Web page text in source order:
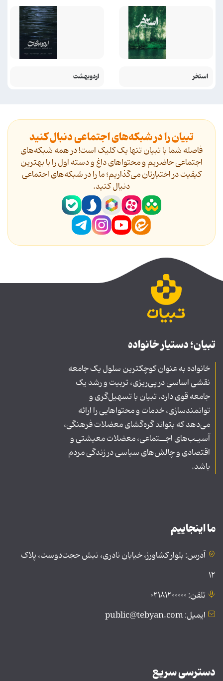
استخر اردوبهشت
تبیان را در شبکه‌های اجتماعی دنبال کنید
فاصله شما با تبیان تنها یک کلیک است! در همه شبکه‌های
اجتماعی حاضریم و محتواهای داغ و دسته اول را با بهترین
کیفیت در اختیارتان می‌گذاریم؛ ما را در شبکه‌های اجتماعی
دنیال کنید.
تبیان؛ دستیار خانواده
خانواده به عنوان کوچکترین سلول یک جامعه
نقشی اساسی در پی‌ریزی، تربیت و رشد یک
جامعه قوی دارد. تبیان با تسهیل‌گری و
توانمندسازی، خدمات و محتواهایی را ارائه
می‌دهد که بتواند گره‌گشای معضلات فرهنگی،
آسیـب‌های اجــتماعی، معضلات معیشتی و
اقتصادی و چالش‌های سیاسی در زندگی مردم
باشد.
ما اینجاییم
آدرس: بلوار کشاورز، خیابان نادری، نبش حجت‌دوست، پلاک
۱۲
تلفن: ۰۲۱۸۱۲۰۰۰۰۰
ایمیل: public@tebyan.com
دسترسی سریع